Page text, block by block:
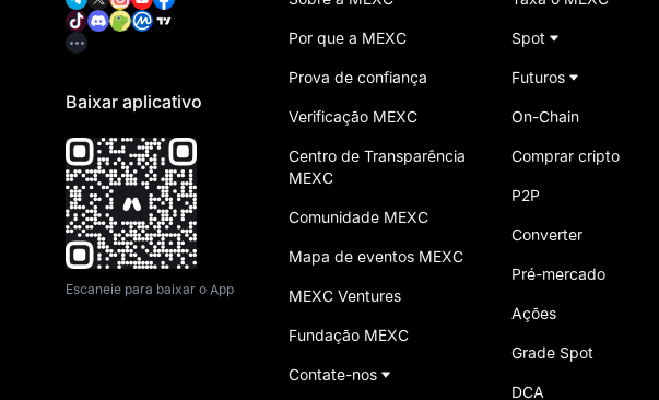
Baixar aplicativo
Escaneie para baixar o App
Por que a MEXC
Prova de confiança
Verificação MEXC
Centro de Transparência
MEXC
Comunidade MEXC
Mapa de eventos MEXC
MEXC Ventures
Fundação MEXC
Contate-nos
Spot
Futuros
On-Chain
Comprar cripto
P2P
Converter
Pré-mercado
Ações
Grade Spot
DCA